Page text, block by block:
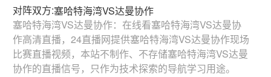
对阵双方:塞哈特海湾VS达曼协作
塞哈特海湾VS达曼协作：在线看塞哈特海湾VS达曼协
作高清直播，24直播网提供塞哈特海湾VS达曼协作现场
比赛直播视频，本站不制作、不存储塞哈特海湾VS达曼
协作的直播信号，只作为技术探索的导航学习用途。